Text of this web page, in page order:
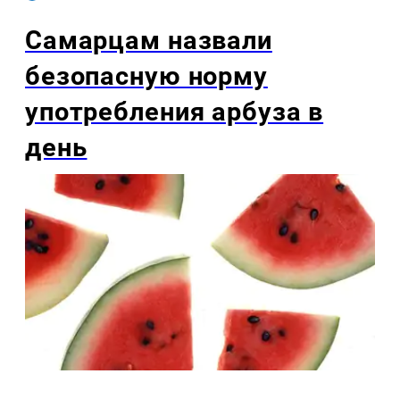
Самарцам назвали
безопасную норму
употребления арбуза в
день